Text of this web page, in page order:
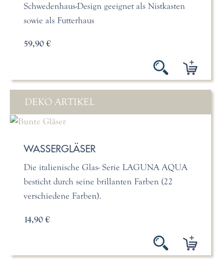
Schwedenhaus-Design geeignet als Nistkasten
sowie als Futterhaus
59,90 €
DEKO ARTIKEL
WASSERGLÄSER
Die italienische Glas- Serie LAGUNA AQUA
besticht durch seine brillanten Farben (22
verschiedene Farben).
14,90 €